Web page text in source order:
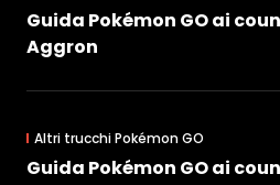
Guida Pokémon GO ai
Aggron
Altri trucchi Pokémon GO
Guida Pokémon GO ai